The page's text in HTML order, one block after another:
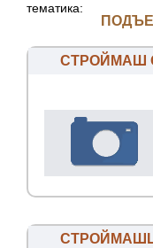
тематика:
СТРОЙМАШ